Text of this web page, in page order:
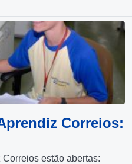
Correios:
estão abertas: